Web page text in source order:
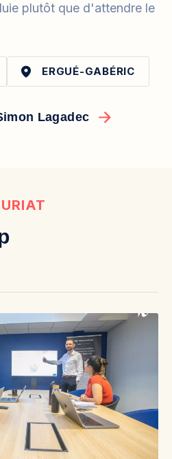
plutôt que d'attendre le
ERGUÉ-GABÉRIC
Lagadec